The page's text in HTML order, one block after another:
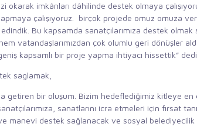
okarak imkânları dâhilinde destek olmaya
çalışıyoruz. birçok projede omuz omuza
Bu kapsamda sanatçılarımıza destek
vatandaşlarımızdan çok olumlu geri dönüşler
kapsamlı bir proje yapma ihtiyacı hissettik” dedi.
saglamak,
getiren bir oluşum. Bizim hedeflediğimiz kitleye en
sanatlarını icra etmeleri için fırsat
manevi destek sağlanacak ve sosyal